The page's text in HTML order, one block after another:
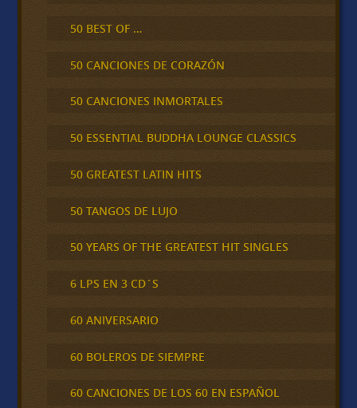
50 BEST OF …
50 CANCIONES DE CORAZÓN
50 CANCIONES INMORTALES
50 ESSENTIAL BUDDHA LOUNGE CLASSICS
50 GREATEST LATIN HITS
50 TANGOS DE LUJO
50 YEARS OF THE GREATEST HIT SINGLES
6 LPS EN 3 CD´S
60 ANIVERSARIO
60 BOLEROS DE SIEMPRE
60 CANCIONES DE LOS 60 EN ESPAÑOL